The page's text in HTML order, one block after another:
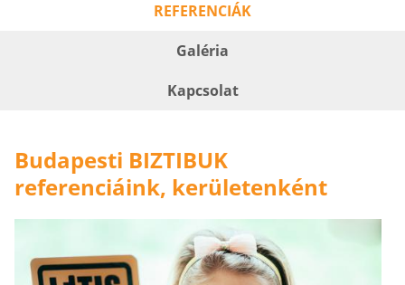
REFERENCIÁK
Galéria
Kapcsolat
Budapesti BIZTIBUK
referenciáink, kerületenként